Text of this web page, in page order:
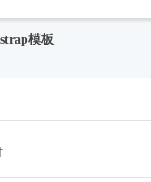
模板